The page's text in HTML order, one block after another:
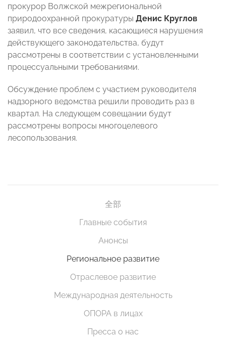
прокурор Волжской межрегиональной
природоохранной прокуратуры Денис Круглов
заявил, что все сведения, касающиеся нарушения
действующего законодательства, будут
рассмотрены в соответствии с установленными
процессуальными требованиями.
Обсуждение проблем с участием руководителя
надзорного ведомства решили проводить раз в
квартал. На следующем совещании будут
рассмотрены вопросы многоцелевого
лесопользования.
全部
Главные события
Анонсы
Региональное развитие
Отраслевое развитие
Международная деятельность
ОПОРА в лицах
Пресса о нас